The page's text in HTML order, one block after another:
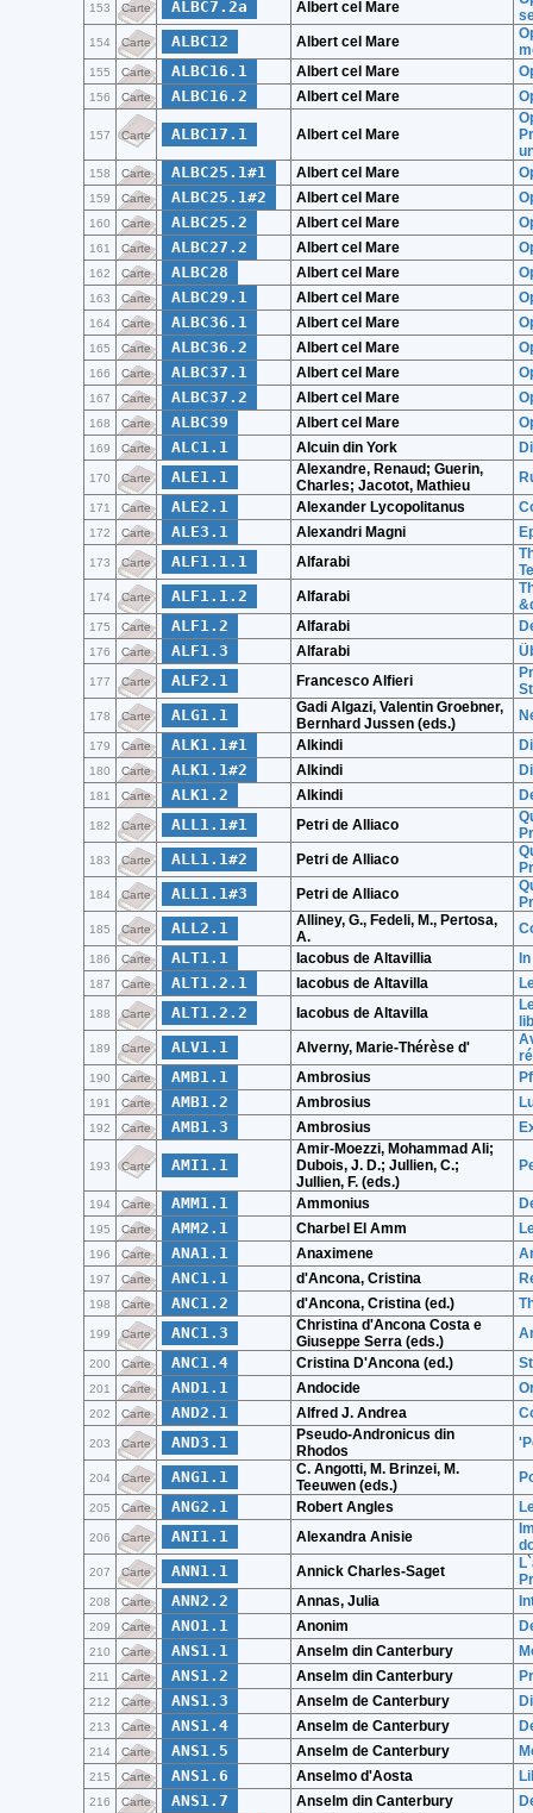
153 Carte ALBC7.2a Albert cel Mare
154 Carte ALBC12 Albert cel Mare
155 Carte ALBC16.1 Albert cel Mare
156 Carte ALBC16.2 Albert cel Mare
157 Carte ALBC17.1 Albert cel Mare
158 Carte ALBC25.1#1 Albert cel Mare
159 Carte ALBC25.1#2 Albert cel Mare
160 Carte ALBC25.2 Albert cel Mare
161 Carte ALBC27.2 Albert cel Mare
162 Carte ALBC28 Albert cel Mare
163 Carte ALBC29.1 Albert cel Mare
164 Carte ALBC36.1 Albert cel Mare
165 Carte ALBC36.2 Albert cel Mare
166 Carte ALBC37.1 Albert cel Mare
167 Carte ALBC37.2 Albert cel Mare
168 Carte ALBC39 Albert cel Mare
169 Carte ALC1.1 Alcuin din York
170 Carte ALE1.1
Alexandre, Renaud; Guerin,
Charles; Jacotot, Mathieu
171 Carte ALE2.1 Alexander Lycopolitanus
172 Carte ALE3.1 Alexandri Magni
173 Carte ALF1.1.1 Alfarabi
174 Carte ALF1.1.2 Alfarabi
175 Carte ALF1.2 Alfarabi
176 Carte ALF1.3 Alfarabi
177 Carte ALF2.1 Francesco Alfieri
178 Carte ALG1.1
Gadi Algazi, Valentin Groebner,
Bernhard Jussen (eds.)
179 Carte ALK1.1#1 Alkindi
180 Carte ALK1.1#2 Alkindi
181 Carte ALK1.2 Alkindi
182 Carte ALL1.1#1 Petri de Alliaco
183 Carte ALL1.1#2 Petri de Alliaco
184 Carte ALL1.1#3 Petri de Alliaco
185 Carte ALL2.1
Alliney, G., Fedeli, M., Pertosa,
A.
186 Carte ALT1.1 Iacobus de Altavillia
187 Carte ALT1.2.1 Iacobus de Altavilla
188 Carte ALT1.2.2 Iacobus de Altavilla
189 Carte ALV1.1 Alverny, Marie-Thérèse d'
190 Carte AMB1.1 Ambrosius
191 Carte AMB1.2 Ambrosius
192 Carte AMB1.3 Ambrosius
193 Carte AMI1.1
Amir-Moezzi, Mohammad Ali;
Dubois, J. D.; Jullien, C.;
Jullien, F. (eds.)
194 Carte AMM1.1 Ammonius
195 Carte AMM2.1 Charbel El Amm
196 Carte ANA1.1 Anaximene
197 Carte ANC1.1 d'Ancona, Cristina
198 Carte ANC1.2 d'Ancona, Cristina (ed.)
199 Carte ANC1.3
Christina d'Ancona Costa e
Giuseppe Serra (eds.)
200 Carte ANC1.4 Cristina D'Ancona (ed.)
201 Carte AND1.1 Andocide
202 Carte AND2.1 Alfred J. Andrea
203 Carte AND3.1
Pseudo-Andronicus din
Rhodos
204 Carte ANG1.1
C. Angotti, M. Brinzei, M.
Teeuwen (eds.)
205 Carte ANG2.1 Robert Angles
206 Carte ANI1.1 Alexandra Anisie
207 Carte ANN1.1 Annick Charles-Saget
208 Carte ANN2.2 Annas, Julia
209 Carte ANO1.1 Anonim
210 Carte ANS1.1 Anselm din Canterbury
211 Carte ANS1.2 Anselm din Canterbury
212 Carte ANS1.3 Anselm de Canterbury
213 Carte ANS1.4 Anselm de Canterbury
214 Carte ANS1.5 Anselm de Canterbury
215 Carte ANS1.6 Anselmo d'Aosta
216 Carte ANS1.7 Anselm din Canterbury